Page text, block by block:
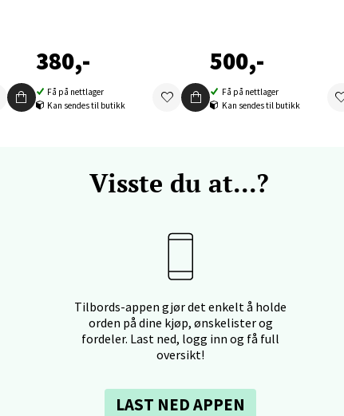
380,-
Få på nettlager
Kan sendes til butikk
500,-
Få på nettlager
Kan sendes til butikk
Visste du at...?
Tilbords-appen gjør det enkelt å holde
orden på dine kjøp, ønskelister og
fordeler. Last ned, logg inn og få full
oversikt!
LAST NED APPEN
Orkanger, Orkdalsveien 113, 7300 Orkanger
09-20
7, 1338 Sandvika
- Thon Senter Sartor
12, 5353 Straume